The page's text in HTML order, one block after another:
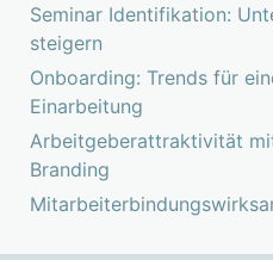
Seminar Identifikation:
steigern
Onboarding: Trends für
Einarbeitung
Arbeitgeberattraktivität
Branding